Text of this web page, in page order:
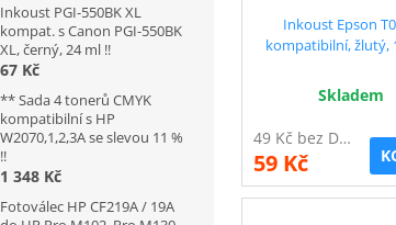
Inkoust PGI-550BK XL
kompat. s Canon PGI-550BK
XL, černý, 24 ml !!
67 Kč
** Sada 4 tonerů CMYK
kompatibilní s HP
W2070,1,2,3A se slevou 11 %
!!
1 348 Kč
Fotoválec HP CF219A / 19A
Inkoust Epson
kompatibilní, žlutý,
Skladem
49 Kč bez DPH
59 Kč